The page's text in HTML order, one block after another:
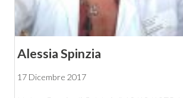
Alessia Spinzia
17 Dicembre 2017